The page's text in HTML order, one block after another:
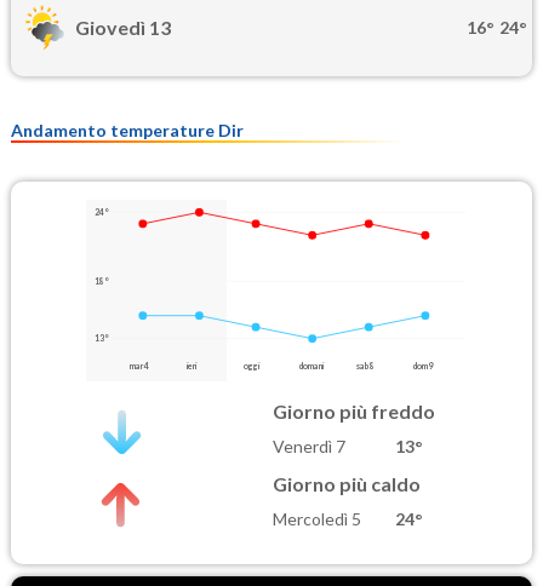
Giovedì 13 16° 24°
Andamento temperature Dir
24°
18°
13°
mar 4 ieri oggi domani sab 8 dom 9
Giorno più freddo
Venerdì 7 13°
Giorno più caldo
Mercoledì 5 24°